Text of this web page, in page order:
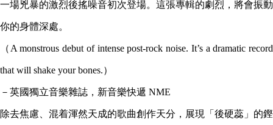
一場兇暴的激烈後搖噪音初次登場。這張專輯的劇烈，將會振動
你的身體深處。
（A monstrous debut of intense post-rock noise. It’s a dramatic record
that will shake your bones.）
－英國獨立音樂雜誌，新音樂快遞 NME
除去焦慮、混着渾然天成的歌曲創作天分，展現「後硬蕊」的鏗